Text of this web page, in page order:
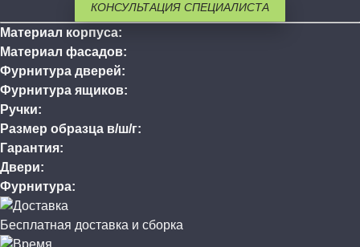
КОНСУЛЬТАЦИЯ СПЕЦИАЛИСТА
Материал корпуса:
Материал фасадов:
Фурнитура дверей:
Фурнитура ящиков:
Ручки:
Размер образца в/ш/г:
Гарантия:
Двери:
Фурнитура:
Бесплатная доставка и сборка